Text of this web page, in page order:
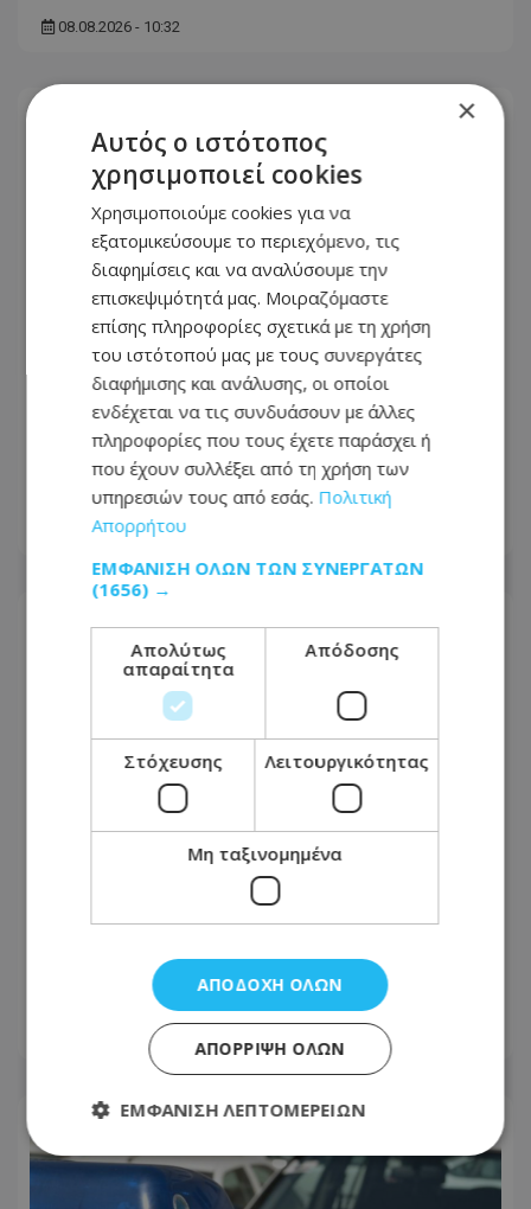
08.08.2026 - 10:32
Έκλεψαν αυτοκίνητο στη Λεμεσό αλλά
δεν πήγαν μακριά – Πώς τους
εντόπισε η Αστυνομία
08.08.2026 - 10:12
Βραδινός έλεγχος στην Αγία Νάπα
έκρυβε «λαβράκι»: Χειροπέδες σε δύο
08.08.2026 - 09:45
×
Αυτός ο ιστότοπος
χρησιμοποιεί cookies
Χρησιμοποιούμε cookies για να
εξατομικεύσουμε το περιεχόμενο, τις
διαφημίσεις και να αναλύσουμε την
επισκεψιμότητά μας. Μοιραζόμαστε
επίσης πληροφορίες σχετικά με τη χρήση
του ιστότοπού μας με τους συνεργάτες
διαφήμισης και ανάλυσης, οι οποίοι
ενδέχεται να τις συνδυάσουν με άλλες
πληροφορίες που τους έχετε παράσχει ή
που έχουν συλλέξει από τη χρήση των
υπηρεσιών τους από εσάς. Πολιτική
Απορρήτου
ΕΜΦΆΝΙΣΗ ΌΛΩΝ ΤΩΝ ΣΥΝΕΡΓΑΤΏΝ
(1656) →
Απολύτως
απαραίτητα
Απόδοσης
Στόχευσης Λειτουργικότητας
Μη ταξινομημένα
ΑΠΟΔΟΧΉ ΌΛΩΝ
ΑΠΌΡΡΙΨΗ ΌΛΩΝ
ΕΜΦΆΝΙΣΗ ΛΕΠΤΟΜΕΡΕΙΏΝ
Απολύτως απαραίτητα
Απόδοσης